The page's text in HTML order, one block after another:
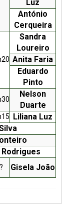
Luz
António
Cerqueira
Sandra
Loureiro
Anita Faria
Eduardo
Pinto
Nelson
Duarte
Liliana Luz
Gisela João